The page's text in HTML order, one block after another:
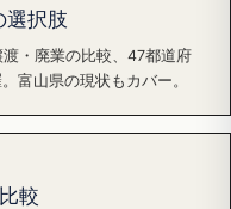
選択肢
・廃業の比較、47都道府
富山県の現状もカバー。
較